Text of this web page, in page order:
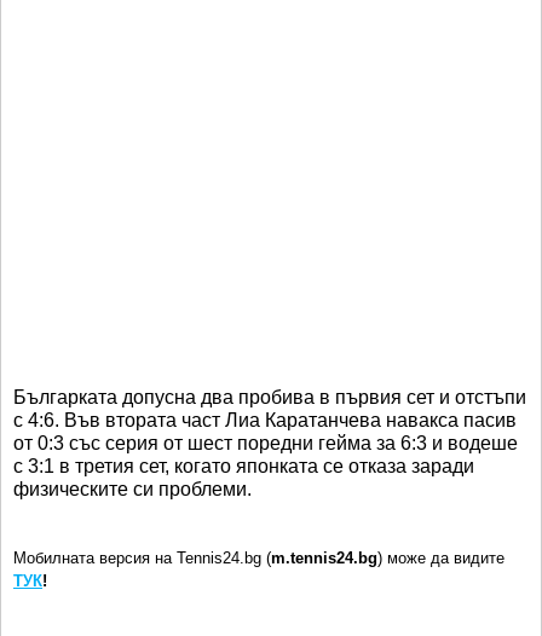
Българката допусна два пробива в първия сет и отстъпи
с 4:6. Във втората част Лиа Каратанчева навакса пасив
от 0:3 със серия от шест поредни гейма за 6:3 и водеше
с 3:1 в третия сет, когато японката се отказа заради
физическите си проблеми.
Мобилната версия на Tennis24.bg (m.tennis24.bg) може да видите
ТУК!